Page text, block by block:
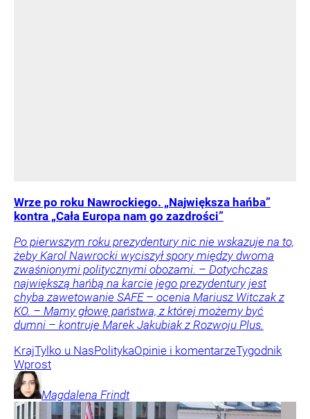
Wrze po roku Nawrockiego. „Największa hańba”
kontra „Cała Europa nam go zazdrości”
Po pierwszym roku prezydentury nic nie wskazuje na to,
żeby Karol Nawrocki wyciszył spory między dwoma
zwaśnionymi politycznymi obozami. – Dotychczas
największą hańbą na karcie jego prezydentury jest
chyba zawetowanie SAFE – ocenia Mariusz Witczak z
KO. – Mamy głowę państwa, z której możemy być
dumni – kontruje Marek Jakubiak z Rozwoju Plus.
KrajTylko u NasPolitykaOpinie i komentarzeTygodnik
Wprost
Magdalena Frindt